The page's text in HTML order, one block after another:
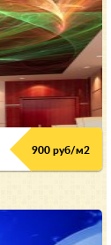
900 руб/м2